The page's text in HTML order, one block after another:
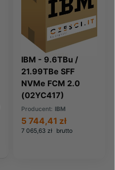
IBM - 9.6TBu /
21.99TBe SFF
NVMe FCM 2.0
(02YC417)
Producent: IBM
7 065,63 zł brutto
5 744,41 zł